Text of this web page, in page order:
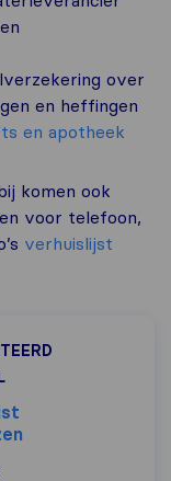
over
en heffingen
en apotheek
komen ook
voor telefoon,
verhuislijst